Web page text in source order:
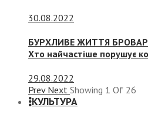
30.08.2022
БУРХЛИВЕ ЖИТТЯ
Хто найчастіше порушує
29.08.2022
Prev Next Showing 1 Of 26
КУЛЬТУРА